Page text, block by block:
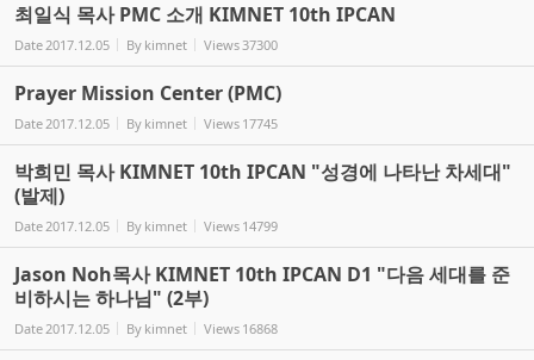
최일식 목사 PMC 소개 KIMNET 10th IPCAN
Date2017.12.05 By kimnet Views37300
Prayer Mission Center (PMC)
Date2017.12.05 By kimnet Views 17745
박희민 목사 KIMNET 10th IPCAN "성경에 나타난 차세대"
(발제)
Date2017.12.05 By kimnet Views 14799
Jason Noh목사 KIMNET 10th IPCAN D1 "다음 세대를 준
비하시는 하나님" (2부)
Date2017.12.05 By kimnet Views 16868